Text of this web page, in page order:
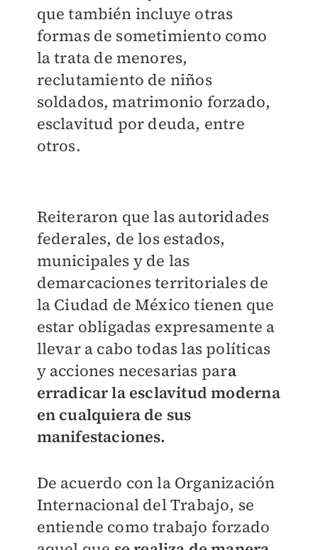
que también incluye otras
formas de sometimiento como
la trata de menores,
reclutamiento de niños
soldados, matrimonio forzado,
esclavitud por deuda, entre
otros.
Reiteraron que las autoridades
federales, de los estados,
municipales y de las
demarcaciones territoriales de
la Ciudad de México tienen que
estar obligadas expresamente a
llevar a cabo todas las políticas
y acciones necesarias para
erradicar la esclavitud moderna
en cualquiera de sus
manifestaciones.
De acuerdo con la Organización
Internacional del Trabajo, se
entiende como trabajo forzado